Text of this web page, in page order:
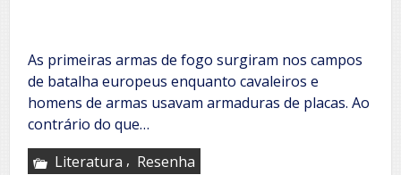
As primeiras armas de fogo surgiram nos campos
de batalha europeus enquanto cavaleiros e
homens de armas usavam armaduras de placas. Ao
contrário do que…
Literatura , Resenha